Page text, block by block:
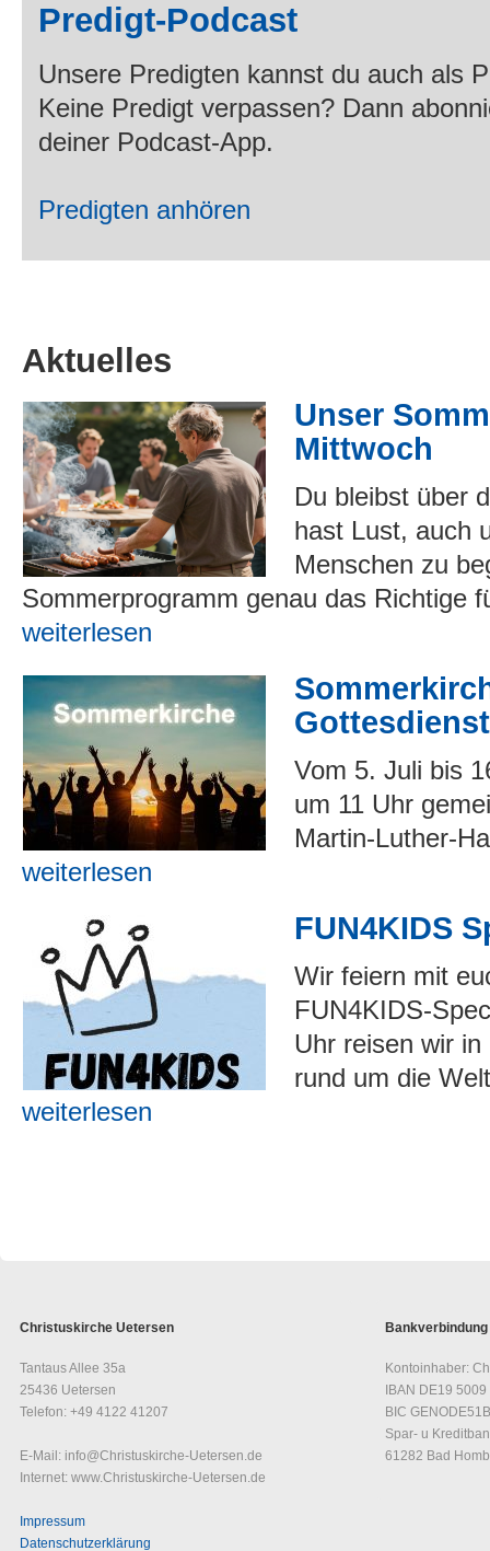
Predigt-Podcast
Unsere Predigten kannst du auch als
Keine Predigt verpassen? Dann
deiner Podcast-App.
Predigten anhören
Aktuelles
Unser
Mittwoch
Du bleibst über
hast Lust, auch
Menschen zu
Sommerprogramm genau das Richtige
weiterlesen
Vom 5. Juli bis
um 11 Uhr
Martin-Luther-
weiterlesen
FUN4KIDS
Wir feiern mit
FUN4KIDS-
Uhr reisen wir
rund um die
weiterlesen
Christuskirche Uetersen
Tantaus Allee 35a
25436 Uetersen
Telefon: +49 4122 41207
E-Mail: info@Christuskirche-Uetersen.de
Internet: www.Christuskirche-Uetersen.de
Impressum
Datenschutzerklärung
Bankverbindung
Kontoinhaber:
IBAN DE19
BIC
Spar- u
61282 Bad